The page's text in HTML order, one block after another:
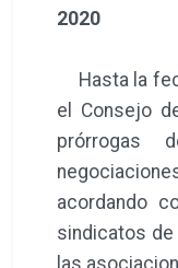
2020
Hasta la
el Consejo
prórrogas
acordando
sindicatos de
las